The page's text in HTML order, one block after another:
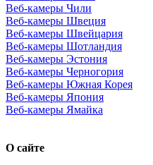
Веб-камеры Чили
Веб-камеры Швеция
Веб-камеры Швейцария
Веб-камеры Шотландия
Веб-камеры Эстония
Веб-камеры Черногория
Веб-камеры Южная Корея
Веб-камеры Япония
Веб-камеры Ямайка
О сайте